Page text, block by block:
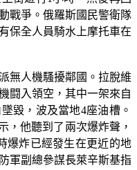
戰爭。俄羅斯國民警衛隊
保全人員騎水上摩托車在
無人機騷擾鄰國。拉脫維
闘入領空，其中一架來自
毀，波及當地4座油槽。
，他聽到了兩次爆炸聲，
爆炸已經發生在更近的地
軍副總參謀長萊辛斯基指